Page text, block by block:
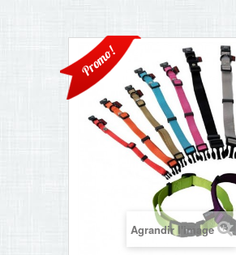
CONTACT
Promo!
Agrandir l'image